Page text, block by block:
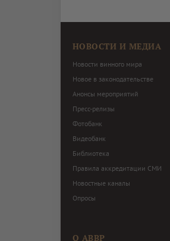
НОВОСТИ И МЕДИА
Новости винного мира
Новое в законодательстве
Анонсы мероприятий
Пресс-релизы
Фотобанк
Видеобанк
Библиотека
Правила аккредитации СМИ
Новостные каналы
Опросы
О АВВР